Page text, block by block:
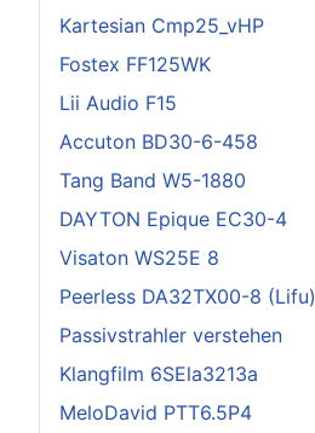
Kartesian Cmp25_vHP
Fostex FF125WK
Lii Audio F15
Accuton BD30-6-458
Tang Band W5-1880
DAYTON Epique EC30-4
Visaton WS25E 8
Peerless DA32TX00-8 (Lifu)
Passivstrahler verstehen
Klangfilm 6SEla3213a
MeloDavid PTT6.5P4